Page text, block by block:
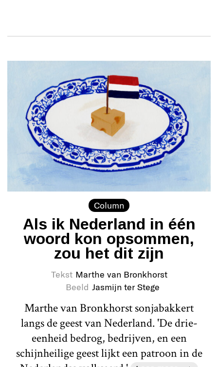
Column
Als ik Nederland in één
woord kon opsommen,
zou het dit zijn
Tekst Marthe van Bronkhorst
Beeld Jasmijn ter Stege
Marthe van Bronkhorst sonjabakkert
langs de geest van Nederland. 'De drie-
eenheid bedrog, bedrijven, en een
schijnheilige geest lijkt een patroon in de